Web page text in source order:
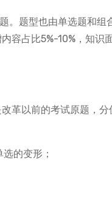
。题型也由单选题和组
容占比5%-10%，知识
革以前的考试原题，分
的变形；